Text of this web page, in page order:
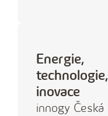
Energie,
technologie,
inovace
innogy Česká